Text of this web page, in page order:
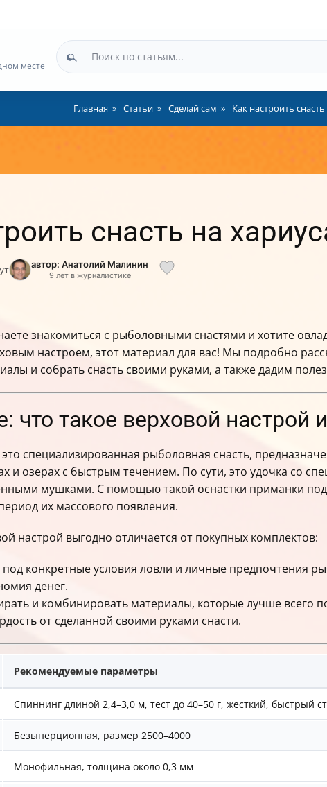
месте
Главная Статьи Сделай сам Как настроить
снасть на
автор: Анатолий Малинин
9 лет в журналистике
знакомиться с рыболовными снастями и хотите
настроем, этот материал для вас! Мы подробно
и собрать снасть своими руками, а также дадим
что такое верховой настрой
специализированная рыболовная снасть,
и озерах с быстрым течением. По сути, это удочка со
мушками. С помощью такой оснастки приманки
их массового появления.
настрой выгодно отличается от покупных комплектов:
конкретные условия ловли и личные предпочтения
денег.
и комбинировать материалы, которые лучше всего
от сделанной своими руками снасти.
Рекомендуемые параметры
Спиннинг длиной 2,4–3,0 м, тест до 40–50 г, жесткий, быстрый
Безынерционная, размер 2500–4000
Монофильная, толщина около 0,3 мм